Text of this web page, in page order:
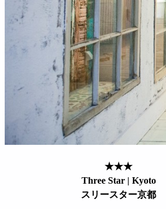
★★★
Three Star | Kyoto
スリースター京都